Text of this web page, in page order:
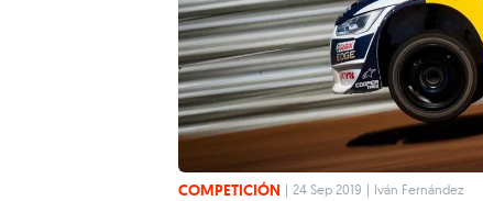
COMPETICIÓN | 24 Sep 2019 | Iván Fernández